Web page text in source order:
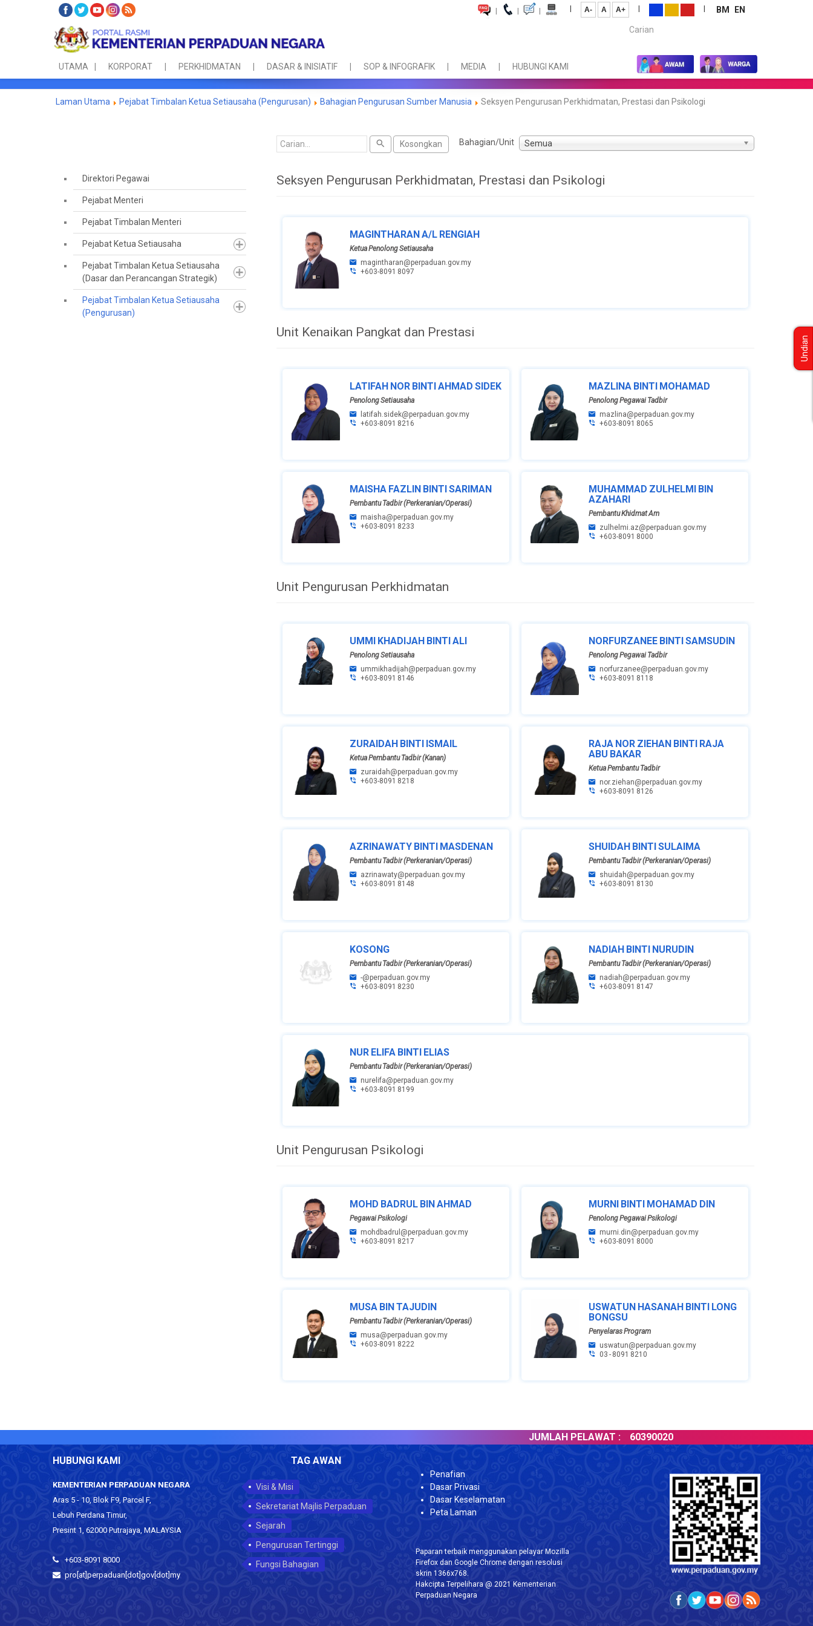
| | | | A- A A+ | | BM
EN
Carian...
UTAMA KORPORAT PERKHIDMATAN DASAR & INISIATIF SOP & INFOGRAFIK MEDIA HUBUNGI KAMI
Laman Utama Pejabat Timbalan Ketua Setiausaha (Pengurusan) Bahagian Pengurusan Sumber Manusia Seksyen Pengurusan Perkhidmatan, Prestasi dan Psikologi
Direktori Pegawai
Pejabat Menteri
Pejabat Timbalan Menteri
Pejabat Ketua Setiausaha
Pejabat Timbalan Ketua Setiausaha
(Dasar dan Perancangan Strategik)
Pejabat Timbalan Ketua Setiausaha
(Pengurusan)
Cari Kosongkan Bahagian/Unit Semua
Seksyen Pengurusan Perkhidmatan, Prestasi dan Psikologi
MAGINTHARAN A/L RENGIAH
Ketua Penolong Setiausaha
magintharan@perpaduan.gov.my
+603-8091 8097
Unit Kenaikan Pangkat dan Prestasi
LATIFAH NOR BINTI AHMAD SIDEK
Penolong Setiausaha
latifah.sidek@perpaduan.gov.my
+603-8091 8216
MAZLINA BINTI MOHAMAD
Penolong Pegawai Tadbir
mazlina@perpaduan.gov.my
+603-8091 8065
MAISHA FAZLIN BINTI SARIMAN
Pembantu Tadbir (Perkeranian/Operasi)
maisha@perpaduan.gov.my
+603-8091 8233
MUHAMMAD ZULHELMI BIN
AZAHARI
Pembantu Khidmat Am
zulhelmi.az@perpaduan.gov.my
+603-8091 8000
Unit Pengurusan Perkhidmatan
UMMI KHADIJAH BINTI ALI
Penolong Setiausaha
ummikhadijah@perpaduan.gov.my
+603-8091 8146
NORFURZANEE BINTI SAMSUDIN
Penolong Pegawai Tadbir
norfurzanee@perpaduan.gov.my
+603-8091 8118
ZURAIDAH BINTI ISMAIL
Ketua Pembantu Tadbir (Kanan)
zuraidah@perpaduan.gov.my
+603-8091 8218
RAJA NOR ZIEHAN BINTI RAJA
ABU BAKAR
Ketua Pembantu Tadbir
nor.ziehan@perpaduan.gov.my
+603-8091 8126
AZRINAWATY BINTI MASDENAN
Pembantu Tadbir (Perkeranian/Operasi)
azrinawaty@perpaduan.gov.my
+603-8091 8148
SHUIDAH BINTI SULAIMA
Pembantu Tadbir (Perkeranian/Operasi)
shuidah@perpaduan.gov.my
+603-8091 8130
KOSONG
Pembantu Tadbir (Perkeranian/Operasi)
-@perpaduan.gov.my
+603-8091 8230
NADIAH BINTI NURUDIN
Pembantu Tadbir (Perkeranian/Operasi)
nadiah@perpaduan.gov.my
+603-8091 8147
NUR ELIFA BINTI ELIAS
Pembantu Tadbir (Perkeranian/Operasi)
nurelifa@perpaduan.gov.my
+603-8091 8199
Unit Pengurusan Psikologi
MOHD BADRUL BIN AHMAD
Pegawai Psikologi
mohdbadrul@perpaduan.gov.my
+603-8091 8217
MURNI BINTI MOHAMAD DIN
Penolong Pegawai Psikologi
murni.din@perpaduan.gov.my
+603-8091 8000
MUSA BIN TAJUDIN
Pembantu Tadbir (Perkeranian/Operasi)
musa@perpaduan.gov.my
+603-8091 8222
USWATUN HASANAH BINTI LONG
BONGSU
Penyelaras Program
uswatun@perpaduan.gov.my
03 - 8091 8210
JUMLAH PELAWAT : 60390020
HUBUNGI KAMI
KEMENTERIAN PERPADUAN NEGARA
Aras 5 - 10, Blok F9, Parcel F,
Lebuh Perdana Timur,
Presint 1, 62000 Putrajaya, MALAYSIA
+603-8091 8000
pro[at]perpaduan[dot]gov[dot]my
TAG AWAN
Visi & Misi
Sekretariat Majlis Perpaduan
Sejarah
Pengurusan Tertinggi
Fungsi Bahagian
Penafian
Dasar Privasi
Dasar Keselamatan
Peta Laman
Paparan terbaik menggunakan pelayar Mozilla
Firefox dan Google Chrome dengan resolusi
skrin 1366x768.
Hakcipta Terpelihara @ 2021 Kementerian
Perpaduan Negara
Undian